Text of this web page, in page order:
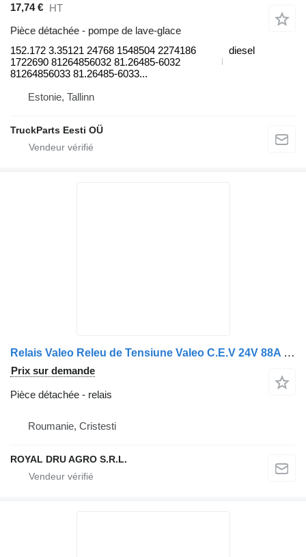
17,74 € HT
Pièce détachée - pompe de lave-glace
152.172 3.35121 24768 1548504 2274186
1722690 81264856032 81.26485-6032
81264856033 81.26485-6033...
diesel
Estonie, Tallinn
TruckParts Eesti OÜ
Relais Valeo Releu de Tensiune Valeo C.E.V 24V 88A pour camion Volvo 1886264
Prix sur demande
Pièce détachée - relais
Roumanie, Cristesti
ROYAL DRU AGRO S.R.L.